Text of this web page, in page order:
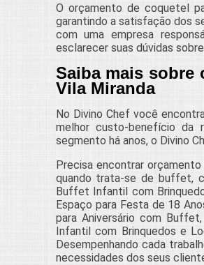
O orçamento de coquetel
garantindo a satisfação dos
com uma empresa
esclarecer suas dúvidas
Saiba mais sobre
Vila Miranda
No Divino Chef você
melhor custo-benefício da
segmento há anos, o Divino
Precisa encontrar
quando trata-se de buffet,
Buffet Infantil com
Espaço para Festa de 18
para Aniversário com
Infantil com Brinquedos e
Desempenhando cada
necessidades dos seus